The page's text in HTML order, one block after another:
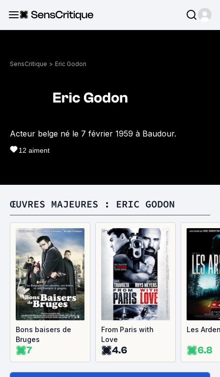
SensCritique > Eric Godon
Eric Godon
Acteur belge né le 7 février 1959 à Baudour.
12 aiment
ŒUVRES MAJEURES : ERIC GODON
Bons baisers de
Bruges
7
From Paris with
Love
4.6
Les
6.8